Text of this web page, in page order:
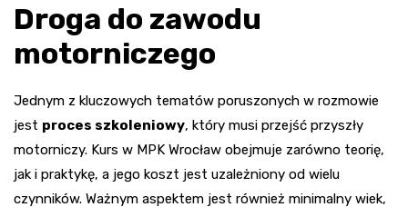
Droga do zawodu
motorniczego
Jednym z kluczowych tematów poruszonych w rozmowie
jest proces szkoleniowy, który musi przejść przyszły
motorniczy. Kurs w MPK Wrocław obejmuje zarówno teorię,
jak i praktykę, a jego koszt jest uzależniony od wielu
czynników. Ważnym aspektem jest również minimalny wiek,